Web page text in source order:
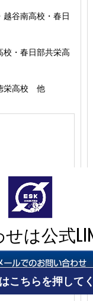
越谷南高校・春日
校 ・春日部共栄高
栄高校 他